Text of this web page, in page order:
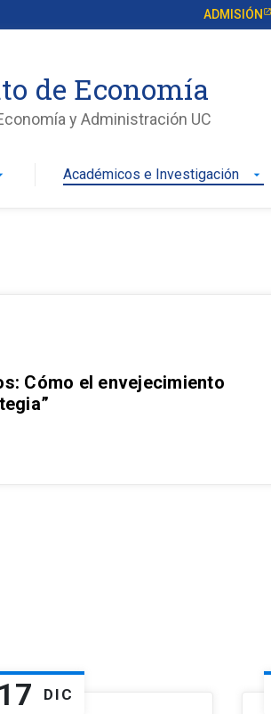
ADMISIÓN
de Economía
y Administración UC
Académicos e Investigación arrow_drop_down
Cómo el envejecimiento
17 DIC